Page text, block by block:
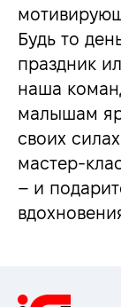
Будь то
праздник
наша
малышам
своих
мастер-
– и